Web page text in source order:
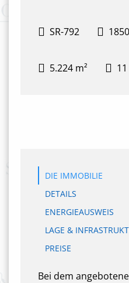
SR-792 1850
5.224 m² 11
DIE IMMOBILIE
DETAILS
ENERGIEAUSWEIS
LAGE &
PREISE
Bei dem